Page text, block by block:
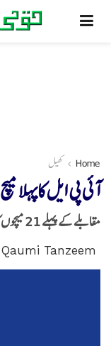
Home کھیل
آئی پی ایل کاپہلا میچ22مارچ کو کھیلا جائے گا
مقابلے کے پہلے 21 میچوں کا شیڈول جاری کر دیاگیا
Qaumi Tanzeem